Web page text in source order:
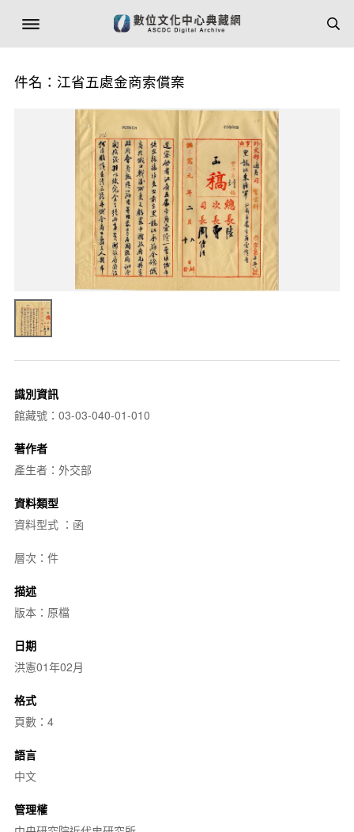
件名：江省五處金商索償案
識別資訊
館藏號：03-03-040-01-010
著作者
產生者：外交部
資料類型
資料型式 ：函
層次：件
描述
版本：原檔
日期
洪憲01年02月
格式
頁數：4
語言
中文
管理權